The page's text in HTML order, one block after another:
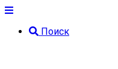
Поиск